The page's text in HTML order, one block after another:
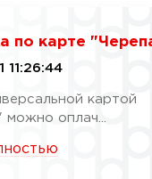
по карте
11:26:44
картой
можно оплач...